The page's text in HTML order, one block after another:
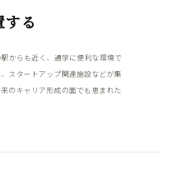
る
からも近く、通学に便利な環境で
スタートアップ関連施設などが集
のキャリア形成の面でも恵まれた